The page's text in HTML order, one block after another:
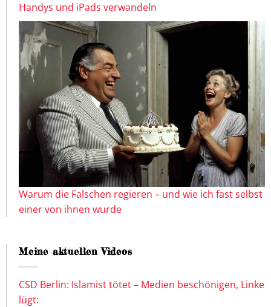
Handys und iPads verwandeln
Warum die Falschen regieren – und wie ich fast selbst
einer von ihnen wurde
Meine aktuellen Videos
CSD Berlin: Islamist tötet – Medien beschönigen, Linke
lügt: